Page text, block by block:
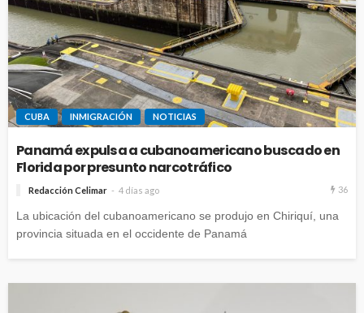
CUBA INMIGRACIÓN NOTICIAS
Panamá expulsa a cubanoamericano buscado en
Florida por presunto narcotráfico
Redacción Celimar 4 días ago 36
La ubicación del cubanoamericano se produjo en Chiriquí, una
provincia situada en el occidente de Panamá